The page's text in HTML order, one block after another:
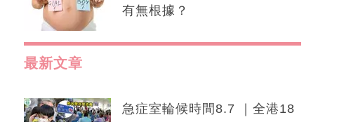
有無根據？
最新文章
急症室輪候時間8.7 ｜全港18